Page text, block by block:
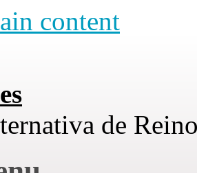
content
de